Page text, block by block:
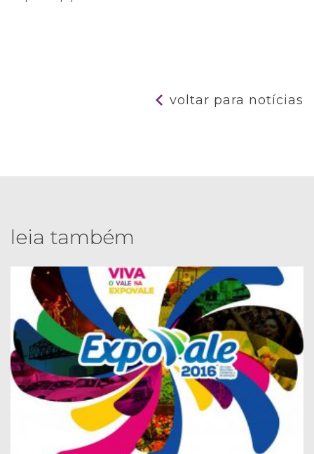
voltar para notícias
leia também